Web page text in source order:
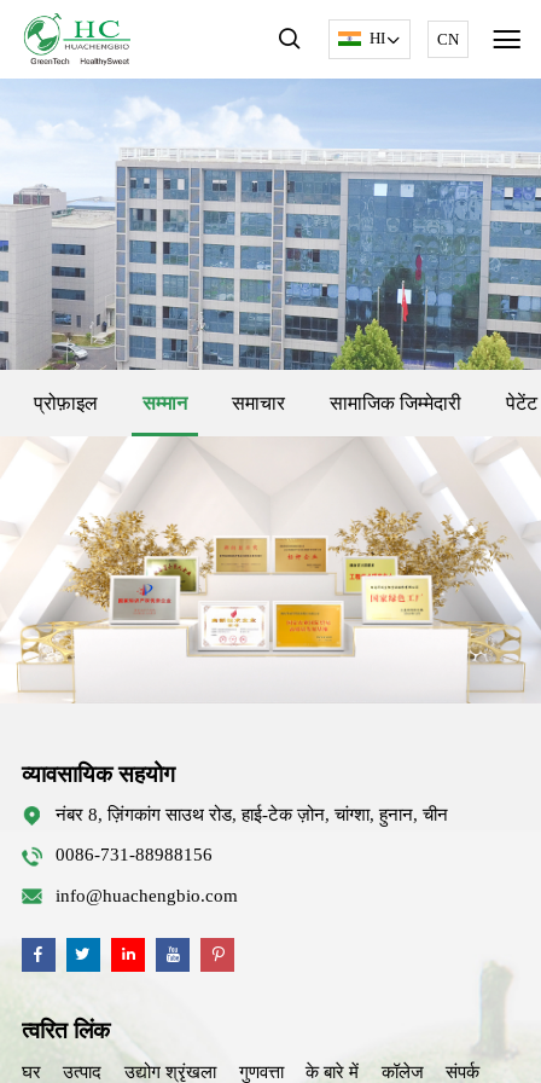
HI CN
प्रोफ़ाइल सम्मान समाचार सामाजिक जिम्मेदारी पेटेंट
व्यावसायिक सहयोग
नंबर 8, ज़िंगकांग साउथ रोड, हाई-टेक ज़ोन, चांग्शा, हुनान, चीन
0086-731-88988156
info@huachengbio.com
त्वरित लिंक
घर उत्पाद उद्योग श्रृंखला गुणवत्ता के बारे में कॉलेज संपर्क